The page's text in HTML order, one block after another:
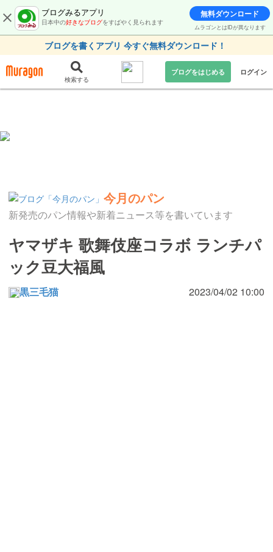
ブログみるアプリ
日本中の好きなブログをすばやく見られます
無料ダウンロード
ムラゴンとはIDが異なります
ブログを書くアプリ 今すぐ無料ダウンロード！
検索する
ブログをはじめる ログイン
今月のパン
新発売のパン情報や新着ニュース等を書いています
ヤマザキ 歌舞伎座コラボ ランチパ
ック豆大福風
黒三毛猫 2023/04/02 10:00